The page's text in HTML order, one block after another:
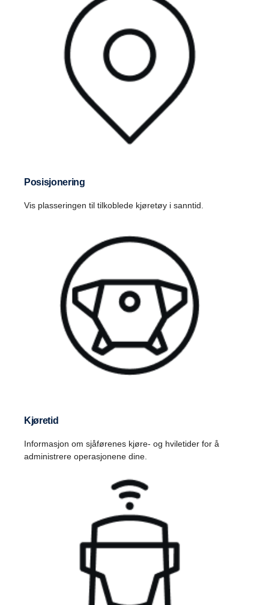
Posisjonering
Vis plasseringen til tilkoblede kjøretøy i sanntid.
Kjøretid
Informasjon om sjåførenes kjøre- og hviletider for å
administrere operasjonene dine.